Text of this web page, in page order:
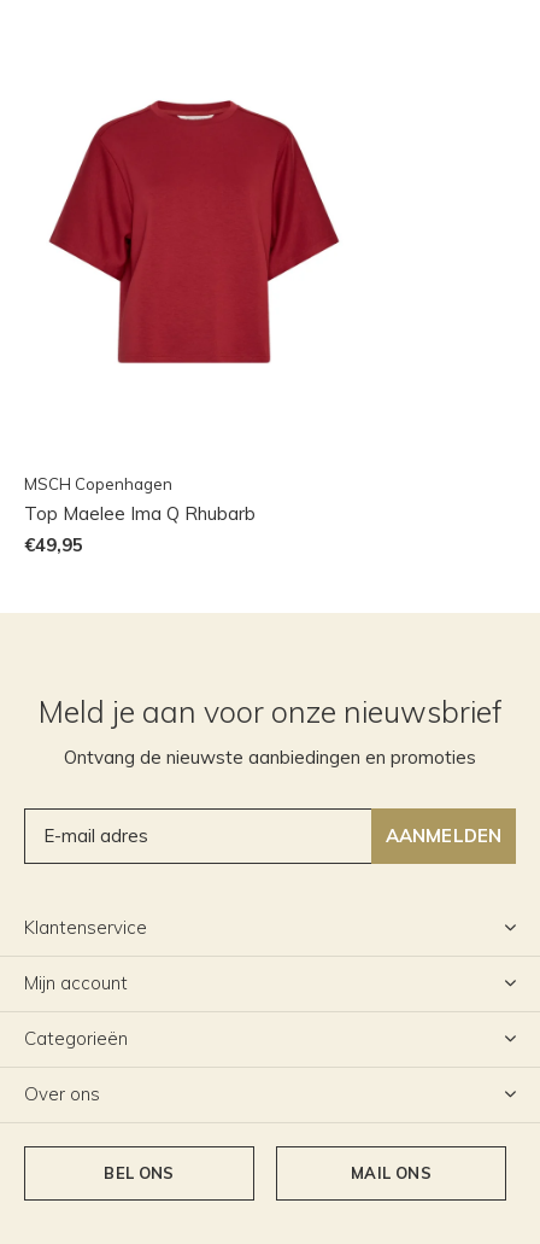
MSCH Copenhagen
Top Maelee Ima Q Rhubarb
€49,95
Meld je aan voor onze nieuwsbrief
Ontvang de nieuwste aanbiedingen en promoties
AANMELDEN
Klantenservice
Mijn account
Categorieën
Over ons
BEL ONS MAIL ONS